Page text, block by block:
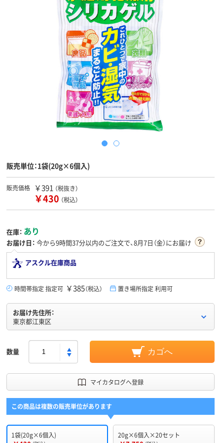
販売単位：1袋(20g×6個入)
販売価格 ￥391 （税抜き）
￥430 （税込）
在庫： あり
お届け日： 今から9時間37分以内のご注文で、8月7日（金）にお届け
アスクル在庫商品
時間帯指定 指定可 ￥385（税込） 置き場所指定 利用可
お届け先住所：
東京都江東区
数量 カゴへ
マイカタログへ登録
この商品は複数の販売単位があります
1袋(20g×6個入) 20g×6個入×20セット